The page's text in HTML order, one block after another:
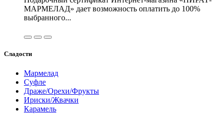
МАРМЕЛАД» дает возможность оплатить до 100%
выбранного...
Сладости
Мармелад
Суфле
Драже/Орехи/Фрукты
Ириски/Жвачки
Карамель